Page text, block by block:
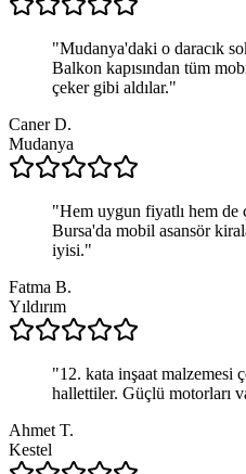
"Mudanya'daki o daracık
Balkon kapısından tüm
çeker gibi aldılar."
Caner D.
Mudanya
"Hem uygun fiyatlı hem
Bursa'da mobil asansör
iyisi."
Fatma B.
Yıldırım
"12. kata inşaat malzemesi
hallettiler. Güçlü motorları
Ahmet T.
Kestel